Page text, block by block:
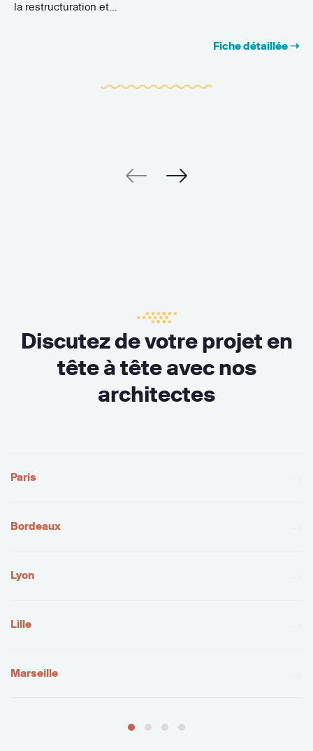
la restructuration et...
Fiche détaillée ➝
Discutez de votre projet en
tête à tête avec nos
architectes
Paris
Bordeaux
Lyon
Lille
Marseille